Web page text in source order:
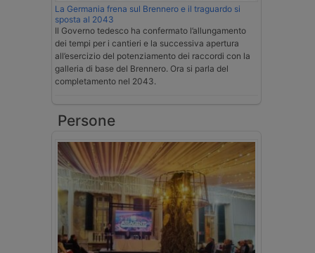
La Germania frena sul Brennero e il traguardo si
sposta al 2043
Il Governo tedesco ha confermato l’allungamento
dei tempi per i cantieri e la successiva apertura
all’esercizio del potenziamento dei raccordi con la
galleria di base del Brennero. Ora si parla del
completamento nel 2043.
Persone